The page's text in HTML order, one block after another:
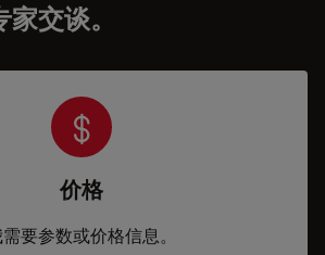
交谈。
价格
要参数或价格信息。